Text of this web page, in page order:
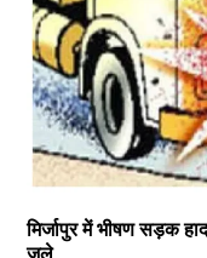
मिर्जापुर में भीषण सड़क